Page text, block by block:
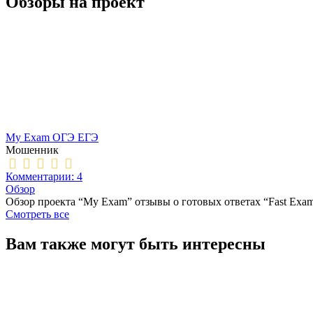
My Exam ОГЭ ЕГЭ
Мошенник
Комментарии: 4
Обзор
Обзор проекта “My Exam” отзывы о готовых ответах “Fast
Смотреть все
Вам также могут быть интересны